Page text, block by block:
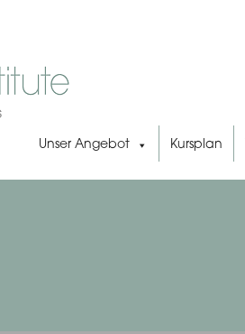
Unser Angebot Kursplan